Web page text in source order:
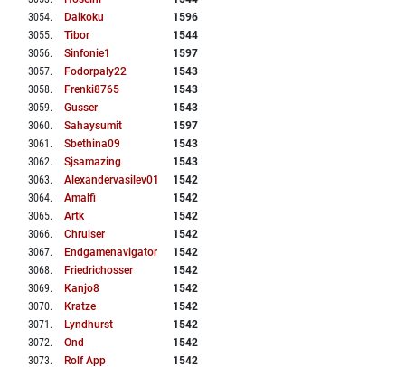
3054. Daikoku
1596
3055. Tibor
1544
3056. Sinfonie1
1597
3057. Fodorpaly22
1543
3058. Frenki8765
1543
3059. Gusser
1543
3060. Sahaysumit
1597
3061 . Sbethina09
1543
3062. Sjsamazing
1543
3063. Alexandervasilev01
1542
3064. Amalfi
1542
3065. Artk
1542
3066. Chruiser
1542
3067. Endgamenavigator
1542
3068. Friedrichosser
1542
3069. Kanjo8
1542
3070. Kratze
1542
3071 . Lyndhurst
1542
3072. Ond
1542
3073. Rolf App
1542